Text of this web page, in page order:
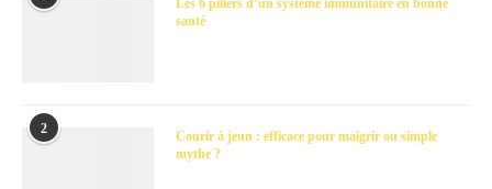
Les 6 piliers d’un système immunitaire en bonne
santé
2
Courir à jeun : efficace pour maigrir ou simple
mythe ?